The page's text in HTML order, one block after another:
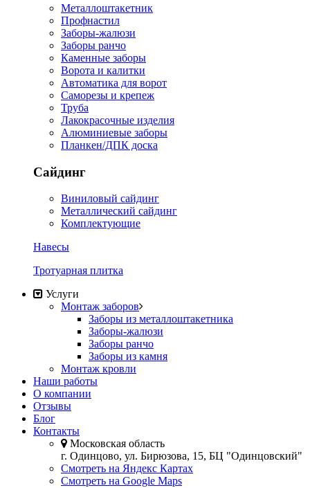
Металлоштакетник
Профнастил
Заборы-жалюзи
Заборы ранчо
Каменные заборы
Ворота и калитки
Автоматика для ворот
Саморезы и крепеж
Труба
Лакокрасочные изделия
Алюминиевые заборы
Планкен/ДПК доска
Сайдинг
Виниловый сайдинг
Металлический сайдинг
Комплектующие
Навесы
Тротуарная плитка
Услуги
Монтаж заборов
Заборы из металлоштакетника
Заборы-жалюзи
Заборы ранчо
Заборы из камня
Монтаж кровли
Наши работы
О компании
Отзывы
Блог
Контакты
Московская область
г. Одинцово, ул. Бирюзова, 15, БЦ "Одинцовский"
Смотреть на Яндекс Картах
Смотреть на Google Maps